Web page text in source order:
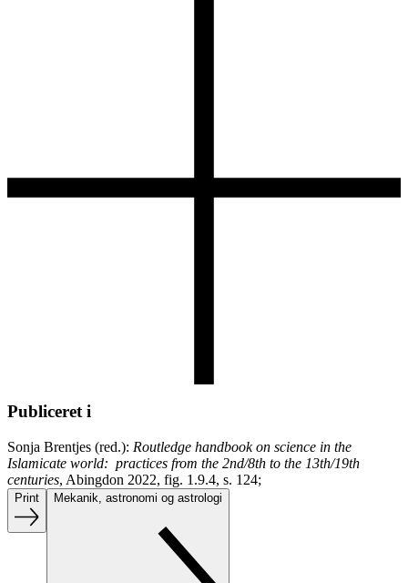
Publiceret i
Sonja Brentjes (red.): Routledge handbook on science in the
Islamicate world: practices from the 2nd/8th to the 13th/19th
centuries, Abingdon 2022, fig. 1.9.4, s. 124;
Print Mekanik, astronomi og astrologi